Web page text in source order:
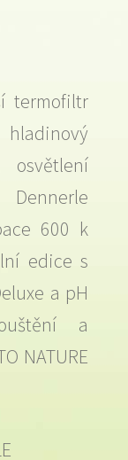
termofiltr
600 k
edice s
a pH
a
NATURE